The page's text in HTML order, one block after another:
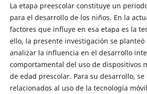
La etapa preescolar constituye un
para el desarrollo de los niños. En la
factores que influye en esa etapa es la
ello, la presente investigación se planteó
analizar la influencia en el desarrollo
comportamental del uso de dispositivos
de edad prescolar. Para su desarrollo,
relacionados al uso de la tecnología